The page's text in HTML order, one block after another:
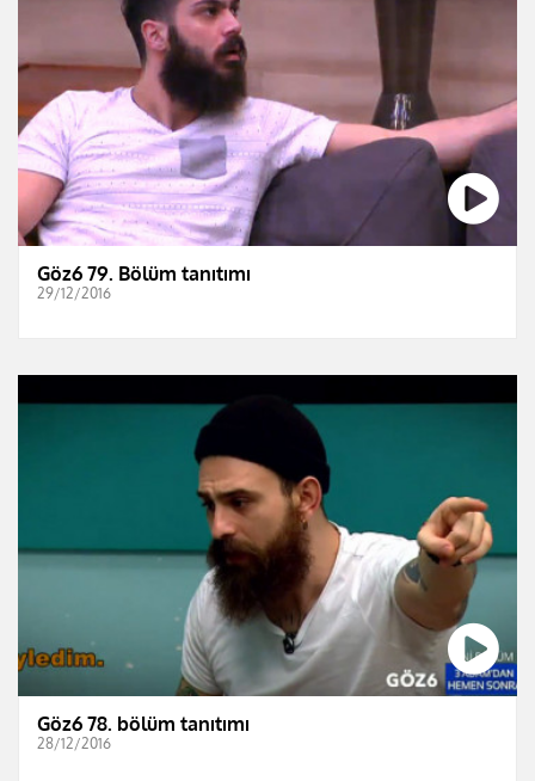
Göz6 79. Bölüm tanıtımı
29/12/2016
Göz6 78. bölüm tanıtımı
28/12/2016